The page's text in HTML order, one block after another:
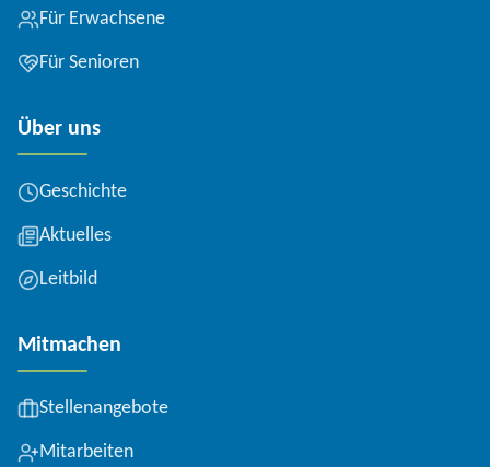
Für Erwachsene
Für Senioren
Über uns
Geschichte
Aktuelles
Leitbild
Mitmachen
Stellenangebote
Mitarbeiten